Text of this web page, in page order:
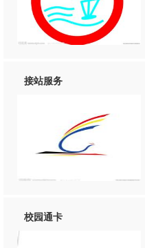
接站服务
校园通卡